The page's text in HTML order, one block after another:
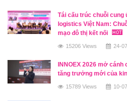
Tái cấu trúc chuỗi
logistics Việt Nam:
mạo đô thị kết nối
15206 Views 24-
INNOEX 2026 mở
tăng trưởng mới của
15789 Views 10-